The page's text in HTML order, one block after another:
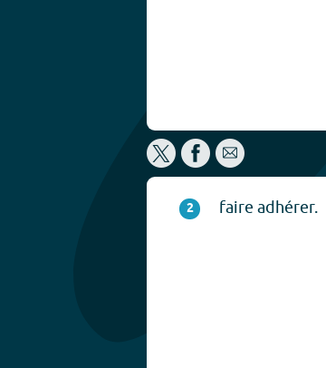
2 faire adhérer.